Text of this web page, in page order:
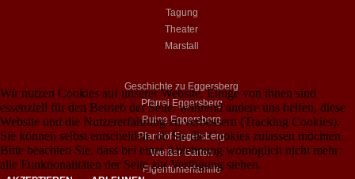
Tagung
Theater
Marstall
Geschichte zu Eggersberg
Pfarrei Eggersberg
Ruine Eggersberg
Pfarrhof Eggersberg
Weißer Garten
Eigentümerfamilie
Wir nutzen Cookies auf unserer Website. Einige von ihnen sind
essenziell für den Betrieb der Seite, während andere uns helfen, diese
Website und die Nutzererfahrung zu verbessern (Tracking Cookies).
Sie können selbst entscheiden, ob Sie die Cookies zulassen möchten.
Bitte beachten Sie, dass bei einer Ablehnung womöglich nicht mehr
alle Funktionalitäten der Seite zur Verfügung stehen.